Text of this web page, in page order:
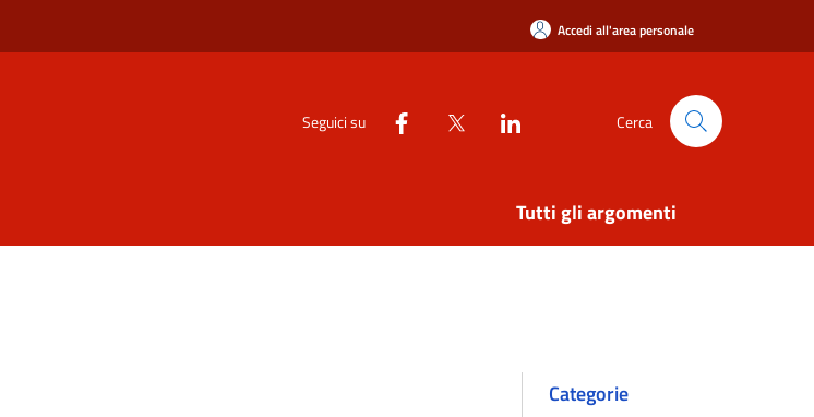
Accedi all'area personale
Seguici su Cerca
Tutti gli argomenti
Categorie